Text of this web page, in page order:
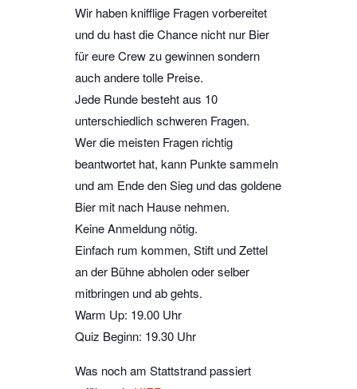
Wir haben knifflige Fragen vorbereitet
und du hast die Chance nicht nur Bier
für eure Crew zu gewinnen sondern
auch andere tolle Preise.
Jede Runde besteht aus 10
unterschiedlich schweren Fragen.
Wer die meisten Fragen richtig
beantwortet hat, kann Punkte sammeln
und am Ende den Sieg und das goldene
Bier mit nach Hause nehmen.
Keine Anmeldung nötig.
Einfach rum kommen, Stift und Zettel
an der Bühne abholen oder selber
mitbringen und ab gehts.
Warm Up: 19.00 Uhr
Quiz Beginn: 19.30 Uhr
Was noch am Stattstrand passiert